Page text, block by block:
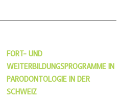
FORT- UND
WEITERBILDUNGSPROGRAMME IN
PARODONTOLOGIE IN DER
SCHWEIZ